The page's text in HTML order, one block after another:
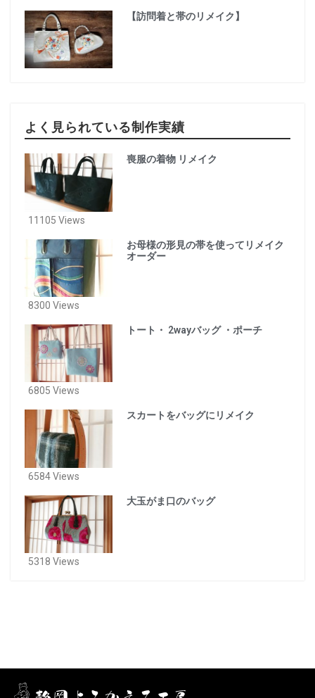
【訪問着と帯のリメイク】
よく見られている制作実績
喪服の着物 リメイク
11105 Views
お母様の形見の帯を使ってリメイク
オーダー
8300 Views
トート・ 2wayバッグ ・ポーチ
6805 Views
スカートをバッグにリメイク
6584 Views
大玉がま口のバッグ
5318 Views